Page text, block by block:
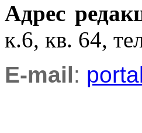
Адрес
к.6, кв. 64,
E-mail: